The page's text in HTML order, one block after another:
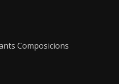
Composicions